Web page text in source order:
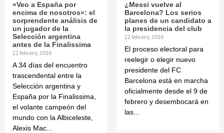
«Veo a España por
encima de nosotros»: el
sorprendente análisis de
un jugador de la
Selección argentina
antes de la Finalissima
22 febrero, 2026
A 34 días del encuentro
trascendental entre la
Selección argentina y
España por la Finalissima,
el volante campeón del
mundo con la Albiceleste,
Alexis Mac...
¿Messi vuelve al
Barcelona? Los serios
planes de un candidato a
la presidencia del club
22 febrero, 2026
El proceso electoral para
reelegir o elegir nuevo
presidente del FC
Barcelona está en marcha
oficialmente desde el 9 de
febrero y desembocará en
las...